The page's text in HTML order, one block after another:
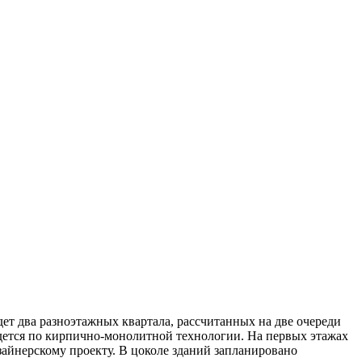
разноэтажных квартала, рассчитанных на две очереди
по кирпично-монолитной технологии. На первых этажах
проекту. В цоколе зданий запланировано